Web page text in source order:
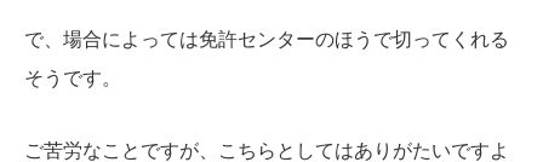
で、場合によっては免許センターのほうで切ってくれる
そうです。
ご苦労なことですが、こちらとしてはありがたいですよ